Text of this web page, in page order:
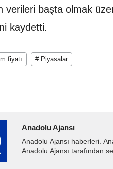
verileri başta olmak
kaydetti.
fiyatı # Piyasalar
Anadolu Ajansı
Anadolu Ajansı haberleri.
Anadolu Ajansı tarafından